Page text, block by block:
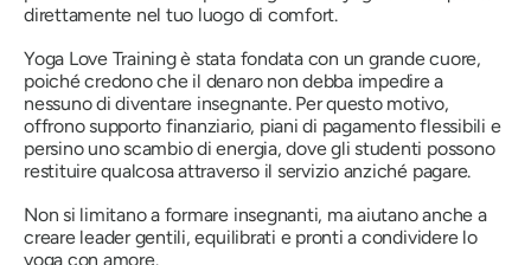
direttamente nel tuo luogo di comfort.
Yoga Love Training è stata fondata con un grande cuore,
poiché credono che il denaro non debba impedire a
nessuno di diventare insegnante. Per questo motivo,
offrono supporto finanziario, piani di pagamento flessibili e
persino uno scambio di energia, dove gli studenti possono
restituire qualcosa attraverso il servizio anziché pagare.
Non si limitano a formare insegnanti, ma aiutano anche a
creare leader gentili, equilibrati e pronti a condividere lo
yoga con amore.